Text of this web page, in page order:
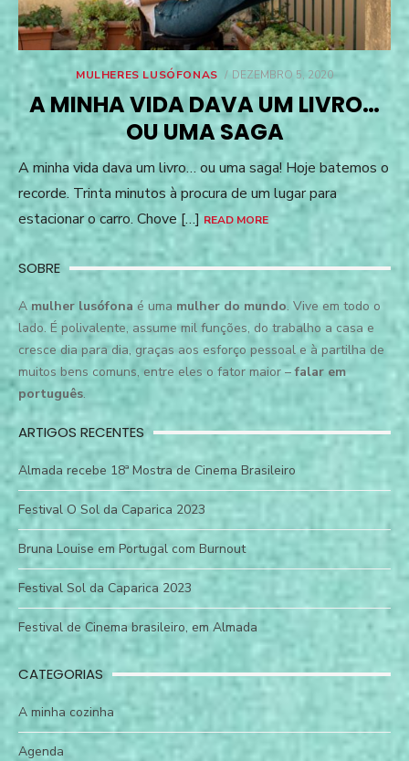
MULHERES LUSÓFONAS
POSTED
DEZEMBRO 5, 2020
A MINHA VIDA DAVA UM LIVRO…
OU UMA SAGA
A minha vida dava um livro… ou uma saga! Hoje batemos o
recorde. Trinta minutos à procura de um lugar para
estacionar o carro. Chove […] READ MORE
SOBRE
A mulher lusófona é uma mulher do mundo. Vive em todo o
lado. É polivalente, assume mil funções, do trabalho a casa e
cresce dia para dia, graças aos esforço pessoal e à partilha de
muitos bens comuns, entre eles o fator maior –falar em
português.
ARTIGOS RECENTES
Almada recebe 18ª Mostra de Cinema Brasileiro
Festival O Sol da Caparica 2023
Bruna Louise em Portugal com Burnout
Festival Sol da Caparica 2023
Festival de Cinema brasileiro, em Almada
CATEGORIAS
A minha cozinha
Agenda